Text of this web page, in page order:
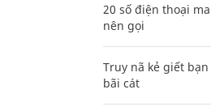
20 số điện thoại
nên gọi
Truy nã kẻ giết
bãi cát